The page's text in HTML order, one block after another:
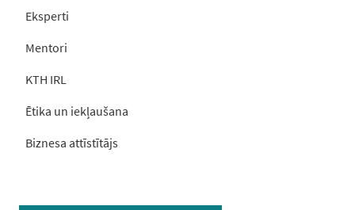
Eksperti
Mentori
KTH IRL
Ētika un iekļaušana
Biznesa attīstītājs